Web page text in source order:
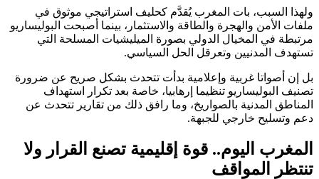
ولهذا السبب، بات المغرب يُقدَّم كحليف استراتيجي موثوق في
ملفات الأمن والهجرة والطاقة والاستثمار، بينما أصبحت البوليساريو
مرتبطة في المخيال الدولي بصورة الميليشيات المسلحة التي
تستهدف المدنيين وتعرقل الحل السياسي.
بل إن أصواتا غربية وإعلامية بدأت تتحدث بشكل صريح عن ضرورة
تصنيف البوليساريو تنظيما إرهابيا، خاصة بعد تكرار استهداف
المناطق المدنية بالصواريخ، وما رافق ذلك من تقارير تتحدث عن
دعم وتسليح خارجي للجبهة.
المغرب اليوم.. قوة إقليمية تصنع القرار ولا
تنتظر المواقف